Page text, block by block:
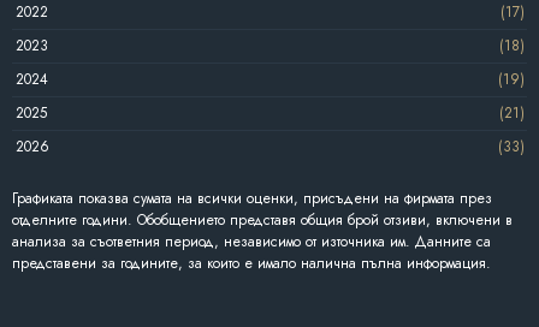
2022
(17)
2023
(18)
2024
(19)
2025
(21)
2026
(33)
Графиката показва сумата на всички оценки, присъдени на фирмата през
отделните години. Обобщението представя общия брой отзиви, включени в
анализа за съответния период, независимо от източника им. Данните са
представени за годините, за които е имало налична пълна информация.